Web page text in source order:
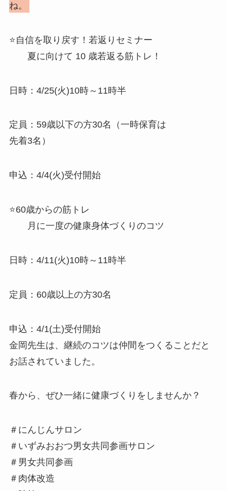
ね。
⭐自信を取り戻す！若返りセミナー
夏に向けて 10 歳若返る筋トレ！
日時：4/25(火)10時～11時半
定員：59歳以下の方30名（一時保育は
先着3名）
申込：4/4(火)受付開始
⭐60歳からの筋トレ
月に一度の健康身体づくりのコツ
日時：4/11(火)10時～11時半
定員：60歳以上の方30名
申込：4/1(土)受付開始
金岡先生は、継続のコツは仲間をつくることだと
お話されていました。
春から、ぜひ一緒に健康づくりをしませんか？
＃にんじんサロン
＃いずみおおつ男女共同参画サロン
＃男女共同参画
＃肉体改造